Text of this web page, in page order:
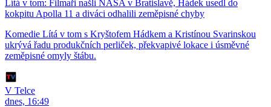
Lítá v tom: Filmaři našli NASA v Bratislavě, Hádek usedl do
kokpitu Apolla 11 a diváci odhalili zeměpisné chyby
Komedie Lítá v tom s Kryštofem Hádkem a Kristínou Svarinskou
ukrývá řadu produkčních perliček, překvapivé lokace i úsměvné
zeměpisné omyly štábu.
V Telce
dnes, 16:49